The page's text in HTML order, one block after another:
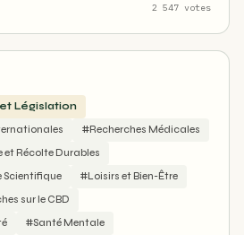
2 547 votes
Législation
#Recherches Médicales
et Récolte Durables
Scientifique
#Loisirs et Bien-Être
sur le CBD
#Santé Mentale